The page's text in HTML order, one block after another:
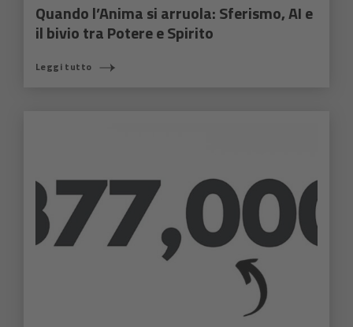
Quando l’Anima si arruola: Sferismo, AI e
il bivio tra Potere e Spirito
Leggi tutto